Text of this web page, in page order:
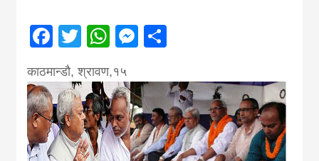
Facebook
Twitter
WhatsApp
Messenger
काठमान्डौ, श्रावण,१५